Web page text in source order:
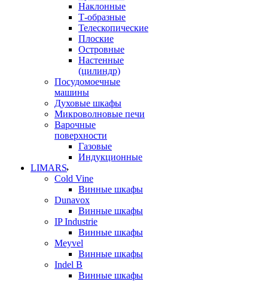
Наклонные
Т-образные
Телескопические
Плоские
Островные
Настенные
(цилиндр)
Посудомоечные
машины
Духовые шкафы
Микроволновые печи
Варочные
поверхности
Газовые
Индукционные
LIMARS
Cold Vine
Винные шкафы
Dunavox
Винные шкафы
IP Industrie
Винные шкафы
Meyvel
Винные шкафы
Indel B
Винные шкафы